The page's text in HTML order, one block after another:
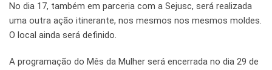
No dia 17, também em parceria com a Sejusc, será realizada
uma outra ação itinerante, nos mesmos nos mesmos moldes.
O local ainda será definido.
A programação do Mês da Mulher será encerrada no dia 29 de